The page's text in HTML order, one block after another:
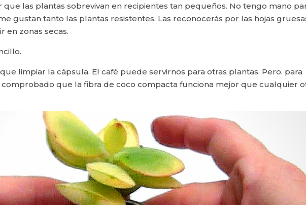
que las plantas sobrevivan en recipientes tan pequeños. No tengo mano
gustan tanto las plantas resistentes. Las reconocerás por las hojas
en zonas secas.
limpiar la cápsula. El café puede servirnos para otras plantas. Pero, para
comprobado que la fibra de coco compacta funciona mejor que cualquier